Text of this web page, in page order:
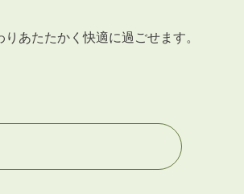
あたたかく快適に過ごせます。